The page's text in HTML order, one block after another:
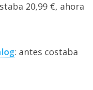
20,99 €, ahora
: antes costaba